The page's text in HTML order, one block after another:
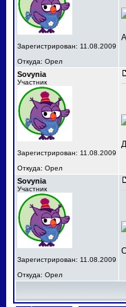
Зарегистрирован: 11.08.2009
Откуда: Орел
Sovynia
Участник
Зарегистрирован: 11.08.2009
Откуда: Орел
Sovynia
Участник
Зарегистрирован: 11.08.2009
Откуда: Орел